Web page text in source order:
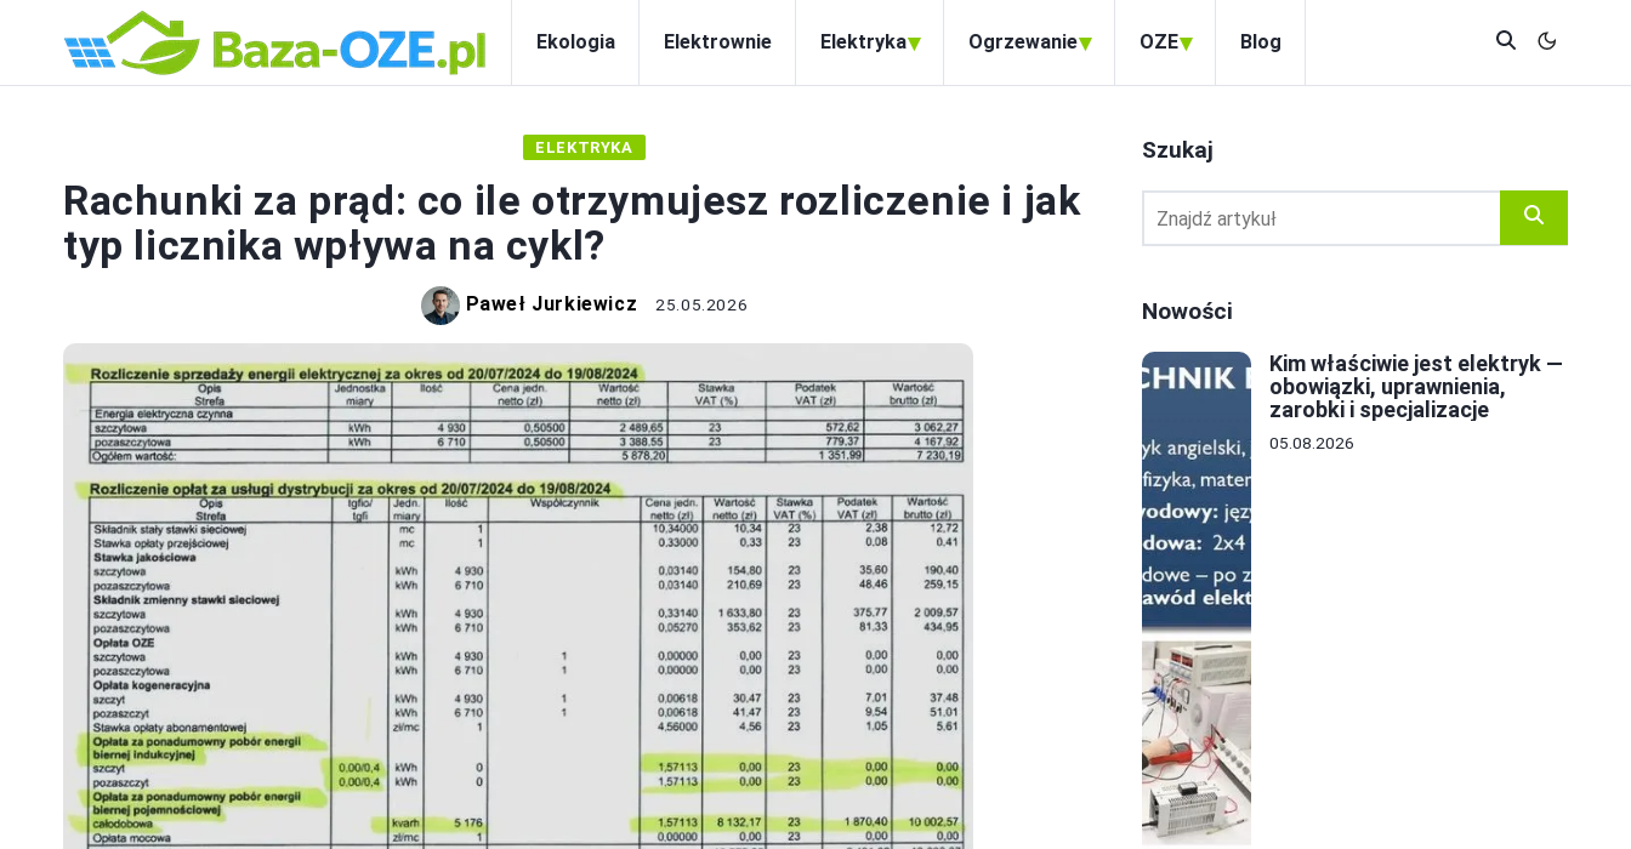
Ekologia Elektrownie Elektryka▾ Ogrzewanie▾ OZE▾ Blog
ELEKTRYKA
Rachunki za prąd: co ile otrzymujesz rozliczenie i jak
typ licznika wpływa na cykl?
Paweł Jurkiewicz 25.05.2026
Szukaj
Nowości
Kim właściwie jest elektryk —
obowiązki, uprawnienia,
zarobki i specjalizacje
05.08.2026